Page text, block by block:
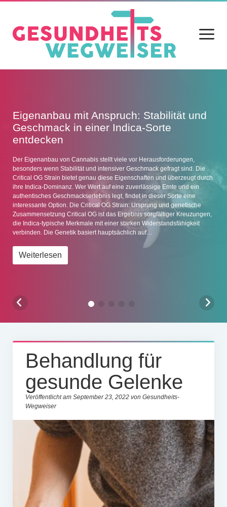
Menü
öffnen
Gesundheit
Alltag
Sport
Datenschutz
Impressum
Eigenanbau mit Anspruch: Stabilität und
Geschmack in einer Indica-Sorte
entdecken
Der Eigenanbau von Cannabis stellt viele vor Herausforderungen,
besonders wenn Stabilität und intensiver Geschmack gefragt sind. Die
Critical OG Strain bietet genau diese Eigenschaften und überzeugt durch
ihre Indica-Dominanz. Wer Wert auf eine zuverlässige Ernte und ein
authentisches Geschmackserlebnis legt, findet in dieser Sorte eine
interessante Option. Die Critical OG Strain: Ursprung und genetische
Zusammensetzung Critical OG ist das Ergebnis sorgfältiger Kreuzungen,
die Indica-typische Merkmale mit einer starken Widerstandsfähigkeit
verbinden. Die Genetik basiert hauptsächlich auf…
Weiterlesen
Behandlung für
gesunde Gelenke
Veröffentlicht am September 23, 2022 von Gesundheits-
Wegweiser